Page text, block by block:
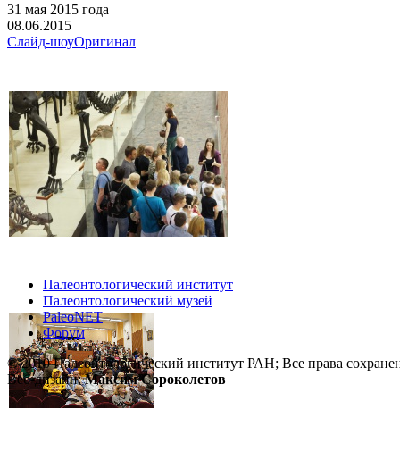
31 мая 2015 года
08.06.2015
Слайд-шоуОригинал
Палеонтологический институт
Палеонтологический музей
PaleoNET
Форум
© 2010 Палеонтологический институт РАН; Все права
Веб-дизайн:Максим Сороколетов